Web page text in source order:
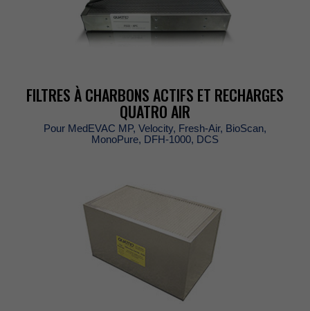
FILTRESÀCHARBONSACTIFSETRECHARGES
QUATROAIR
PourMedEVACMP,Velocity,Fresh-Air,BioScan,
MonoPure,DFH-1000,DCS